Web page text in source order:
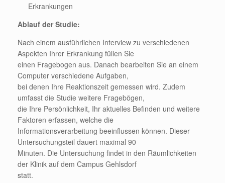
Erkrankungen
Ablauf der Studie:
Nach einem ausführlichen Interview zu verschiedenen
Aspekten Ihrer Erkrankung füllen Sie
einen Fragebogen aus. Danach bearbeiten Sie an einem
Computer verschiedene Aufgaben,
bei denen Ihre Reaktionszeit gemessen wird. Zudem
umfasst die Studie weitere Fragebögen,
die Ihre Persönlichkeit, Ihr aktuelles Befinden und weitere
Faktoren erfassen, welche die
Informationsverarbeitung beeinflussen können. Dieser
Untersuchungsteil dauert maximal 90
Minuten. Die Untersuchung findet in den Räumlichkeiten
der Klinik auf dem Campus Gehlsdorf
statt.